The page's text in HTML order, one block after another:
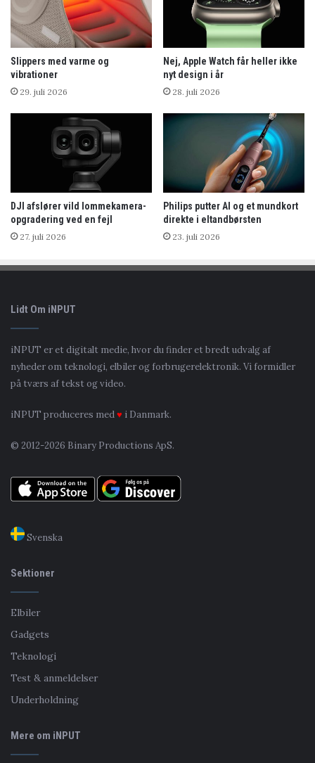
Slippers med varme og
vibrationer
29. juli 2026
Nej, Apple Watch får heller ikke
nyt design i år
28. juli 2026
DJI afslører vild lommekamera-
opgradering ved en fejl
27. juli 2026
Philips putter AI og et mundkort
direkte i eltandbørsten
23. juli 2026
Lidt Om iNPUT
iNPUT er et digitalt medie, hvor du finder et bredt udvalg af
nyheder om teknologi, elbiler og forbrugerelektronik. Vi formidler
på tværs af tekst og video.
iNPUT produceres med♥ i Danmark.
© 2012-2026 Binary Productions ApS.
Svenska
Sektioner
Elbiler
Gadgets
Teknologi
Test & anmeldelser
Underholdning
Mere om iNPUT